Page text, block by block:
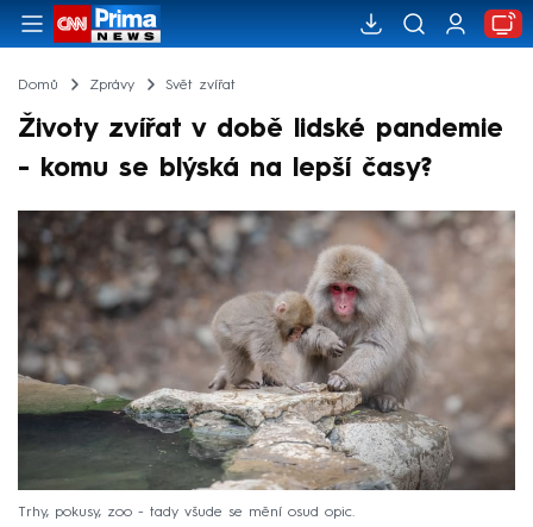
Domů Zprávy Svět zvířat
Životy zvířat v době lidské pandemie
- komu se blýská na lepší časy?
Trhy, pokusy, zoo - tady všude se mění osud opic.